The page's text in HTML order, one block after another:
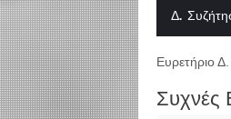
Δ.
Ευρετήριο
Συχνές